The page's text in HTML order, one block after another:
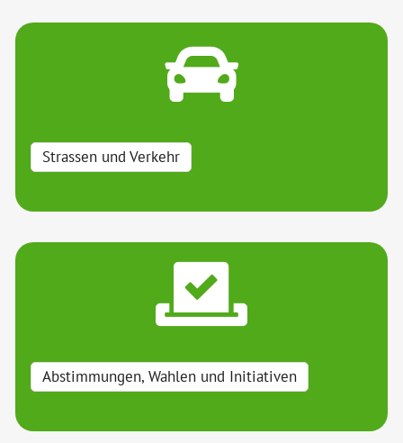
Strassen und Verkehr
Abstimmungen, Wahlen und Initiativen